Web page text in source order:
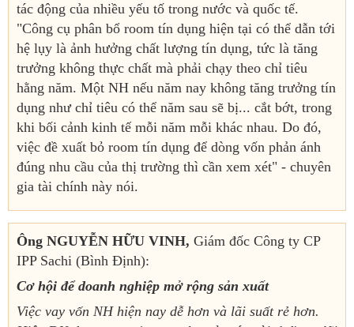
tác động của nhiều yếu tố trong nước và quốc tế.
"Công cụ phân bổ room tín dụng hiện tại có thể dẫn tới
hệ lụy là ảnh hưởng chất lượng tín dụng, tức là tăng
trưởng không thực chất mà phải chạy theo chỉ tiêu
hằng năm. Một NH nếu năm nay không tăng trưởng tín
dụng như chỉ tiêu có thể năm sau sẽ bị... cắt bớt, trong
khi bối cảnh kinh tế mỗi năm mỗi khác nhau. Do đó,
việc đề xuất bỏ room tín dụng để dòng vốn phản ánh
đúng nhu cầu của thị trường thì cần xem xét" - chuyên
gia tài chính này nói.
Ông NGUYỄN HỮU VINH, Giám đốc Công ty CP
IPP Sachi (Bình Định):
Cơ hội để doanh nghiệp mở rộng sản xuất
Việc vay vốn NH hiện nay dễ hơn và lãi suất rẻ hơn.